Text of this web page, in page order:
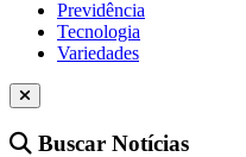
Previdência
Tecnologia
Variedades
Buscar Notícias